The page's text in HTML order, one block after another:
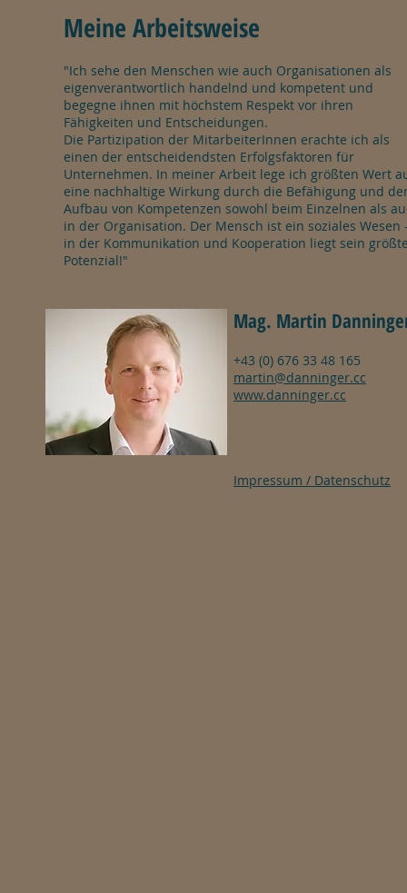
Meine Arbeitsweise
"Ich sehe den Menschen wie auch Organisationen als
eigenverantwortlich handelnd und kompetent und
begegne ihnen mit höchstem Respekt vor ihren
Fähigkeiten und Entscheidungen.
Die Partizipation der MitarbeiterInnen erachte ich als
einen der entscheidendsten Erfolgsfaktoren für
Unternehmen. In meiner Arbeit lege ich größten Wert
eine nachhaltige Wirkung durch die Befähigung und
Aufbau von Kompetenzen sowohl beim Einzelnen als
in der Organisation. Der Mensch ist ein soziales Wesen
in der Kommunikation und Kooperation liegt sein
Potenzial!"
Mag. Martin
+43 (0) 676 33 48 165
martin@danninger.cc
www.danninger.cc
Impressum / Datenschutz